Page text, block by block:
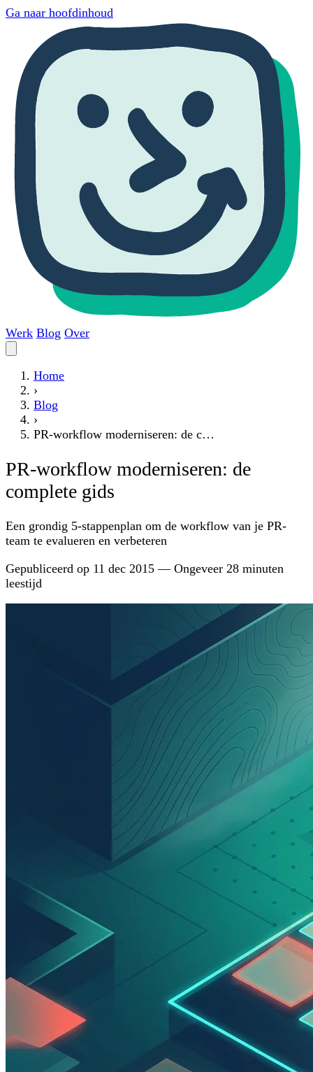
Ga naar hoofdinhoud
Werk Blog Over
Home
›
Blog
›
PR-workflow moderniseren: de c…
PR-workflow moderniseren: de
complete gids
Een grondig 5-stappenplan om de workflow van je PR-
team te evalueren en verbeteren
Gepubliceerd op 11 dec 2015 —Ongeveer 28 minuten
leestijd